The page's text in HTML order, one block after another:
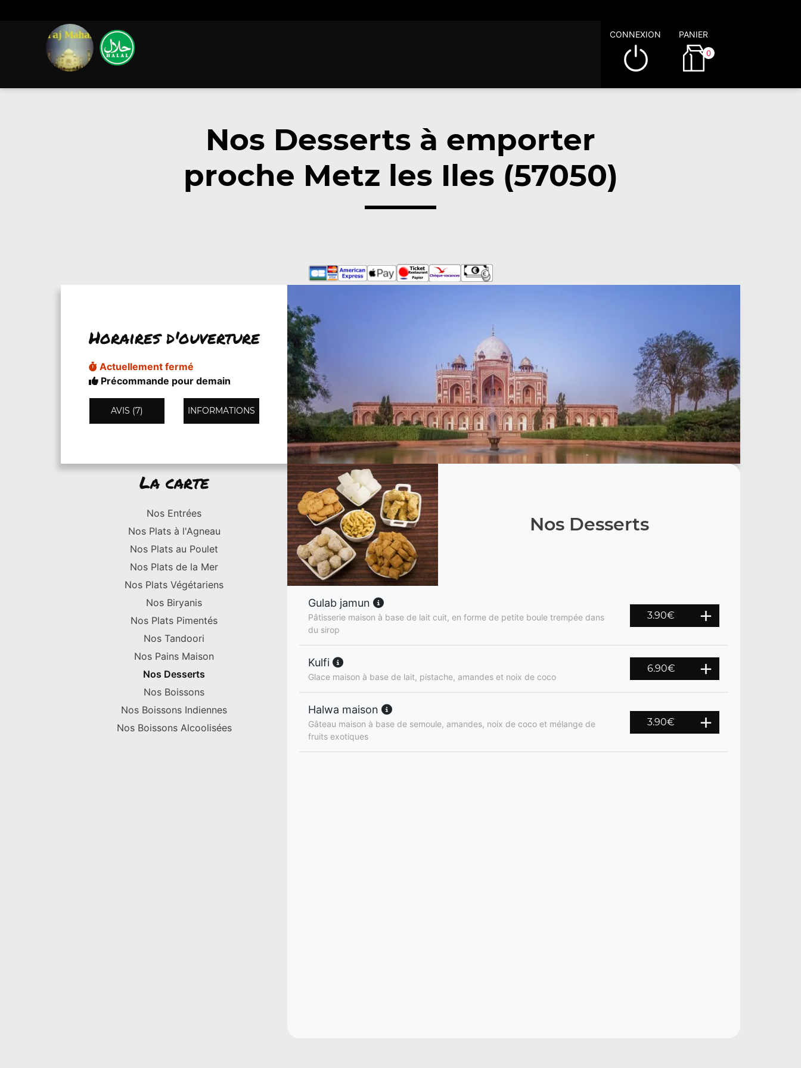
CONNEXION PANIER
0
Nos Desserts à emporter
proche Metz les Iles (57050)
Horaires d'ouverture
Actuellement fermé
Précommande pour demain
AVIS (7) INFORMATIONS
La carte
Nos Entrées
Nos Plats à l'Agneau
Nos Plats au Poulet
Nos Plats de la Mer
Nos Plats Végétariens
Nos Biryanis
Nos Plats Pimentés
Nos Tandoori
Nos Pains Maison
Nos Desserts
Nos Boissons
Nos Boissons Indiennes
Nos Boissons Alcoolisées
Nos Desserts
Gulab jamun
Pâtisserie maison à base de lait cuit, en forme de petite boule trempée dans
du sirop
3.90€
Kulfi
Glace maison à base de lait, pistache, amandes et noix de coco
6.90€
Halwa maison
Gâteau maison à base de semoule, amandes, noix de coco et mélange de
fruits exotiques
3.90€